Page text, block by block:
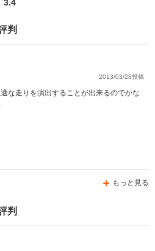
:3.4
判
2013/03/28投稿
な走りを演出することが出来るのでかな
もっと見る
判